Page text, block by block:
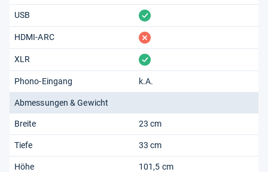
USB vorhanden
HDMI-ARC fehlt
XLR vorhanden
Phono-Eingang k.A.
Abmessungen & Gewicht
Breite 23 cm
Tiefe 33 cm
Höhe 101,5 cm